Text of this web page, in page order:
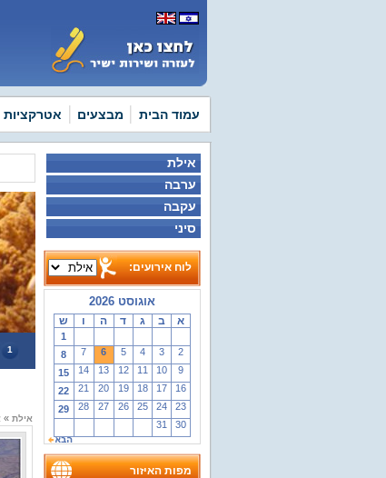
עמוד הבית מבצעים אטרקציות
אילת
ערבה
עקבה
סיני
לוח אירועים:
אוגוסט 2026
א ב ג ד ה ו ש
1
2
3
4
5
6
7
8
9
10
11
12
13
14
15
16
17
18
19
20
21
22
23
24
25
26
27
28
29
30
31
מפות האיזור
1
אילת »